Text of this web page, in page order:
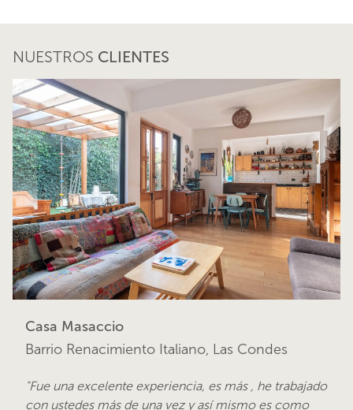
NUESTROS CLIENTES
Casa Masaccio
Barrio Renacimiento Italiano, Las Condes
"Fue una excelente experiencia, es más , he trabajado
con ustedes más de una vez y así mismo es como